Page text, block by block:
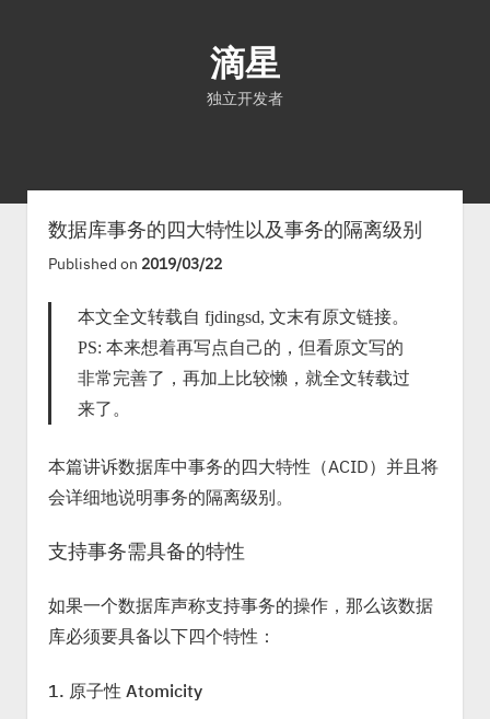
滴星
独立开发者
文章
关于
数据库事务的四大特性以及事务的隔离级别
Published on 2019/03/22
本文全文转载自 fjdingsd, 文末有原文链接。
PS: 本来想着再写点自己的，但看原文写的
非常完善了，再加上比较懒，就全文转载过
来了。
本篇讲诉数据库中事务的四大特性（ACID）并且将
会详细地说明事务的隔离级别。
支持事务需具备的特性
如果一个数据库声称支持事务的操作，那么该数据
库必须要具备以下四个特性：
1. 原子性 Atomicity